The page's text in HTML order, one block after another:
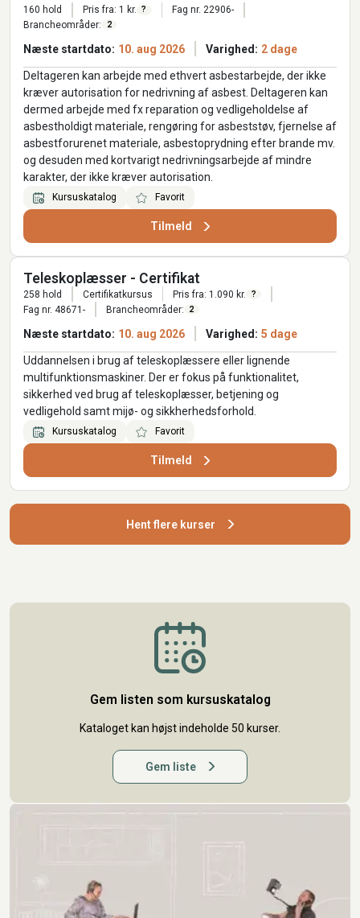
160 hold Pris fra: 1 kr. ?
Fag nr. 22906-
Brancheområder:
2
Næste startdato: 10. aug 2026 Varighed: 2 dage
Deltageren kan arbejde med ethvert asbestarbejde, der ikke
kræver autorisation for nedrivning af asbest. Deltageren kan
dermed arbejde med fx reparation og vedligeholdelse af
asbestholdigt materiale, rengøring for asbeststøv, fjernelse af
asbestforurenet materiale, asbestoprydning efter brande mv.
og desuden med kortvarigt nedrivningsarbejde af mindre
karakter, der ikke kræver autorisation.
Kursuskatalog Favorit
Tilmeld
Teleskoplæsser - Certifikat
258 hold Certifikatkursus Pris fra: 1.090 kr. ?
Fag nr. 48671- Brancheområder: 2
Næste startdato: 10. aug 2026 Varighed: 5 dage
Uddannelsen i brug af teleskoplæssere eller lignende
multifunktionsmaskiner. Der er fokus på funktionalitet,
sikkerhed ved brug af teleskoplæsser, betjening og
vedligehold samt mijø- og sikkherhedsforhold.
Kursuskatalog Favorit
Tilmeld
Hent flere kurser
Gem listen som kursuskatalog
Kataloget kan højst indeholde 50 kurser.
Gem liste